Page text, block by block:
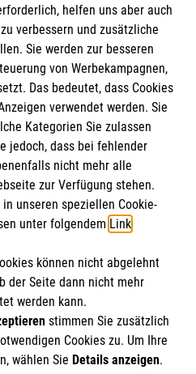
e.V.
ist als eingetragene
von der Körperschaft- und
helfen uns aber auch
verbessern und zusätzliche
Sie werden zur besseren
von Werbekampagnen,
Das bedeutet, dass Cookies
verwendet werden. Sie
Kategorien Sie zulassen
jedoch, dass bei fehlender
nicht mehr alle
zur Verfügung stehen.
unseren speziellen Cookie-
unter folgendem Link.
können nicht abgelehnt
der Seite dann nicht mehr
werden kann.
stimmen Sie zusätzlich
Cookies zu. Um Ihre
wählen Sie Details anzeigen.